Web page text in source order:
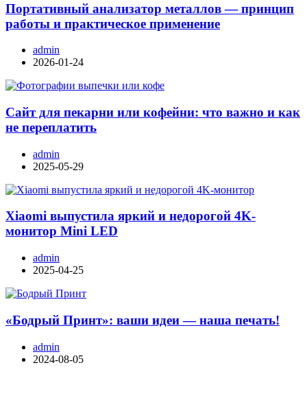
Портативный анализатор металлов — принцип
работы и практическое применение
admin
2026-01-24
Сайт для пекарни или кофейни: что важно и как
не переплатить
admin
2025-05-29
Xiaomi выпустила яркий и недорогой 4K-
монитор Mini LED
admin
2025-04-25
«Бодрый Принт»: ваши идеи — наша печать!
admin
2024-08-05